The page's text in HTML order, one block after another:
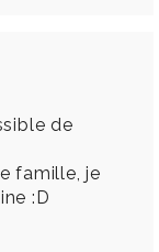
de
famille, je
:D